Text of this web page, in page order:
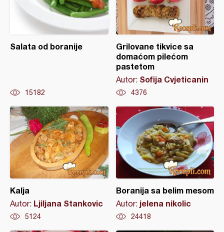
Salata od boranije
15182
Grilovane tikvice sa
domaćom pilećom
pastetom
Autor: Sofija Cvjeticanin
4376
Kalja
Autor: Ljiljana Stankovic
5124
Boranija sa belim mesom
Autor: jelena nikolic
24418